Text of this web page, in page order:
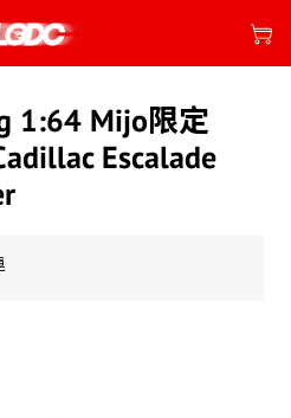
1:64 Mijo限定
Escalade